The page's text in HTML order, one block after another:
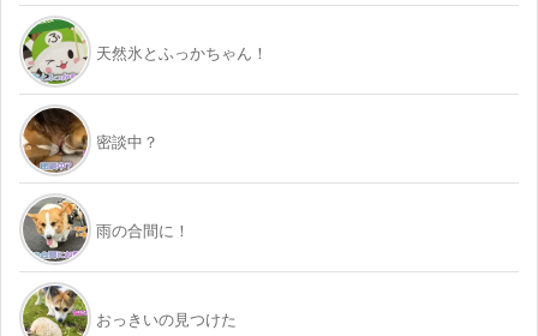
天然氷とふっかちゃん！
密談中？
雨の合間に！
おっきいの見つけた